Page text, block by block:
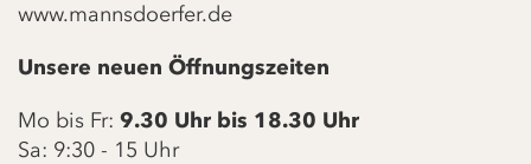
www.mannsdoerfer.de
Unsere neuen Öffnungszeiten
Mo bis Fr: 9.30 Uhr bis 18.30 Uhr
Sa: 9:30 - 15 Uhr